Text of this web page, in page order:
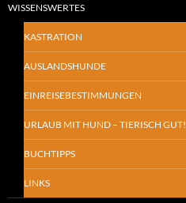
WISSENSWERTES
KASTRATION
AUSLANDSHUNDE
EINREISEBESTIMMUNGEN
URLAUB MIT HUND – TIERISCH GUT!
BUCHTIPPS
LINKS